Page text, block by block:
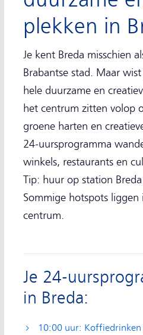
plekken in
Je kent Breda misschien
Brabantse stad. Maar
hele duurzame en
het centrum zitten volop
groene harten en
24-uursprogramma
winkels, restaurants en
Tip: huur op station
Sommige hotspots
centrum.
Je 24-
in Breda:
10:00 uur: